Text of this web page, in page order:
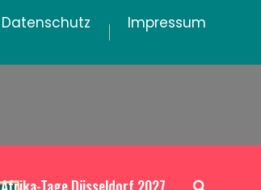
Datenschutz Impressum